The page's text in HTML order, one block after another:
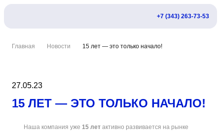
+7 (343) 263-73-53
Главная Новости 15 лет — это только начало!
15 ЛЕТ — ЭТО ТОЛЬКО НАЧАЛО!
27.05.23
Наша компания уже 15 лет активно развивается на рынке